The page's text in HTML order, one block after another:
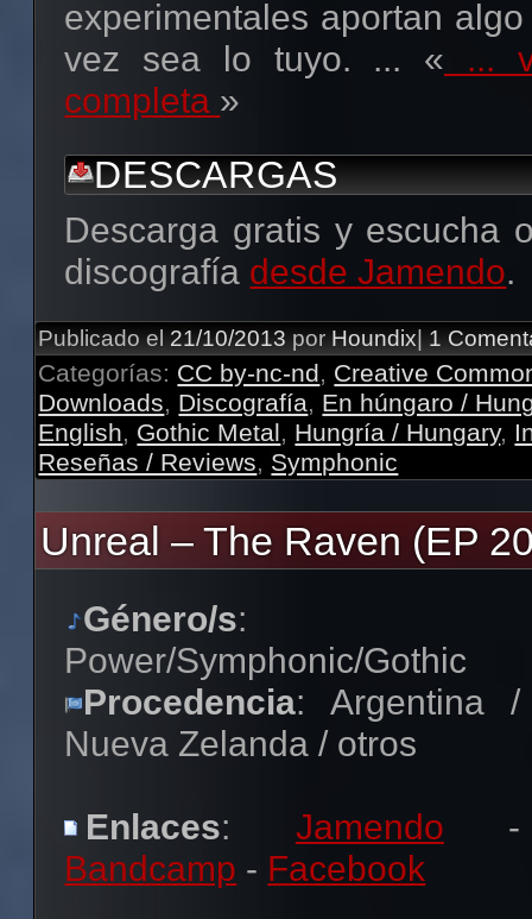
experimentales aportan
vez sea lo tuyo. ... « ...
completa »
DESCARGAS
Descarga gratis y escucha
discografía desde Jamendo.
Publicado el 21/10/2013 por Houndix 1
Categorías: CC by-nc-nd, Creative
Downloads, Discografía, En húngaro /
English, Gothic Metal, Hungría / Hungary,
Reseñas / Reviews, Symphonic
Unreal – The Raven (EP
Género/s:
Power/Symphonic/Gothic
Procedencia: Argentina /
Nueva Zelanda / otros
Enlaces: Jamendo -
Bandcamp - Facebook